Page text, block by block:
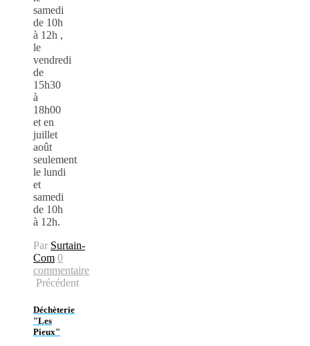
samedi
de 10h
à 12h ,
le
vendredi
de
15h30
à
18h00
et en
juillet
août
seulement
le lundi
et
samedi
de 10h
à 12h.
Par Surtain-
Com 0
commentaire
Précédent
Déchèterie
"Les
Pieux"